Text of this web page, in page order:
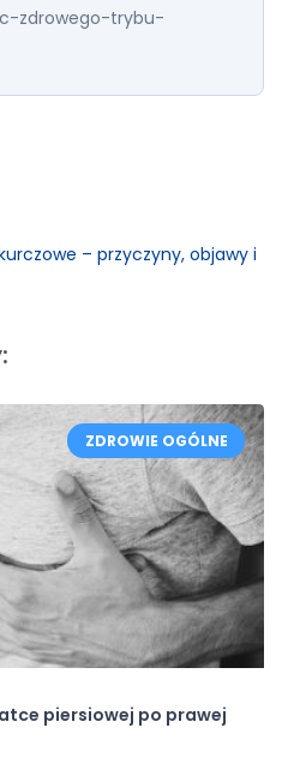
zdrowego-trybu-
– przyczyny, objawy i
piersiowej po prawej
ZDROWIE OGÓLNE